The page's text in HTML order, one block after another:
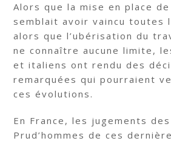
Alors que la mise en place
semblait avoir vaincu toutes
alors que l’ubérisation du
ne connaître aucune limite,
et italiens ont rendu des
remarquées qui pourraient
ces évolutions.
En France, les jugements
Prud’hommes de ces